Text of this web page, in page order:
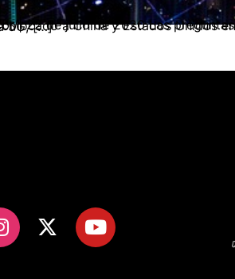
del momento es la tecnología 5G, […]